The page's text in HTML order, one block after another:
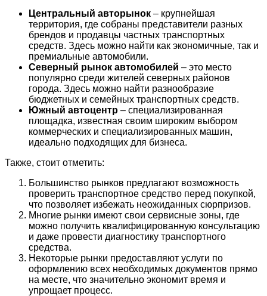
Центральный авторынок – крупнейшая
территория, где собраны представители разных
брендов и продавцы частных транспортных
средств. Здесь можно найти как экономичные, так и
премиальные автомобили.
Северный рынок автомобилей – это место
популярно среди жителей северных районов
города. Здесь можно найти разнообразие
бюджетных и семейных транспортных средств.
Южный автоцентр – специализированная
площадка, известная своим широким выбором
коммерческих и специализированных машин,
идеально подходящих для бизнеса.
Также, стоит отметить:
Большинство рынков предлагают возможность
проверить транспортное средство перед покупкой,
что позволяет избежать неожиданных сюрпризов.
Многие рынки имеют свои сервисные зоны, где
можно получить квалифицированную консультацию
и даже провести диагностику транспортного
средства.
Некоторые рынки предоставляют услуги по
оформлению всех необходимых документов прямо
на месте, что значительно экономит время и
упрощает процесс.